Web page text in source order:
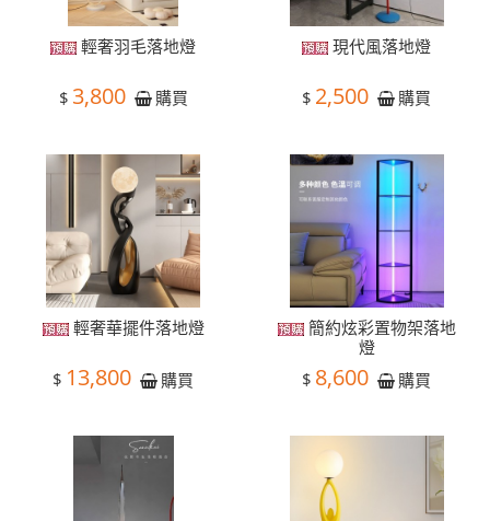
輕奢羽毛落地燈
$ 3,800 購買
現代風落地燈
$ 2,500 購買
輕奢華擺件落地燈
$ 13,800 購買
簡約炫彩置物架落地
燈
$ 8,600 購買